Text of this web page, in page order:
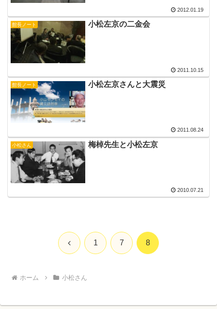
2012.01.19
館長ノート 小松左京の二金会
2011.10.15
館長ノート 小松左京さんと大震災
2011.08.24
小松さん 梅棹先生と小松左京
2010.07.21
前 1 7 8
ホーム 小松さん